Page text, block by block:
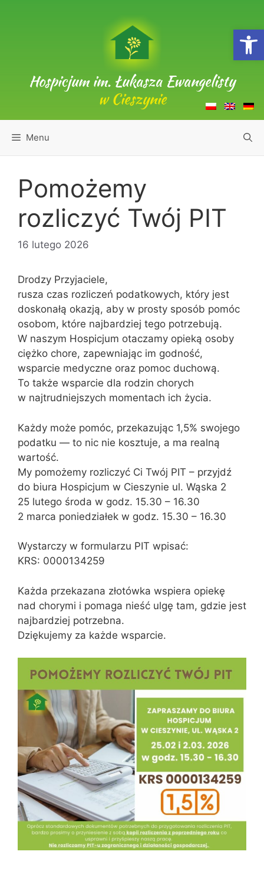
Hospicjum im. Łukasza Ewangelisty
w Cieszynie
Menu
Pomożemy
rozliczyć Twój PIT
16 lutego 2026
Drodzy Przyjaciele,
rusza czas rozliczeń podatkowych, który jest
doskonałą okazją, aby w prosty sposób pomóc
osobom, które najbardziej tego potrzebują.
W naszym Hospicjum otaczamy opieką osoby
ciężko chore, zapewniając im godność,
wsparcie medyczne oraz pomoc duchową.
To także wsparcie dla rodzin chorych
w najtrudniejszych momentach ich życia.
Każdy może pomóc, przekazując 1,5% swojego
podatku — to nic nie kosztuje, a ma realną
wartość.
My pomożemy rozliczyć Ci Twój PIT – przyjdź
do biura Hospicjum w Cieszynie ul. Wąska 2
25 lutego środa w godz. 15.30 – 16.30
2 marca poniedziałek w godz. 15.30 – 16.30
Wystarczy w formularzu PIT wpisać:
KRS: 0000134259
Każda przekazana złotówka wspiera opiekę
nad chorymi i pomaga nieść ulgę tam, gdzie jest
najbardziej potrzebna.
Dziękujemy za każde wsparcie.